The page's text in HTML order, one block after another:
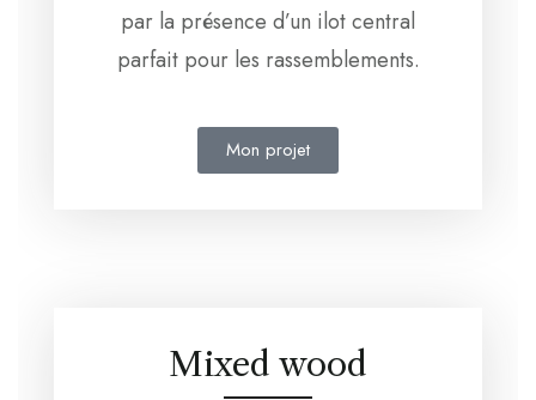
par la présence d’un ilot central
parfait pour les rassemblements.
Mon projet
Mixed wood